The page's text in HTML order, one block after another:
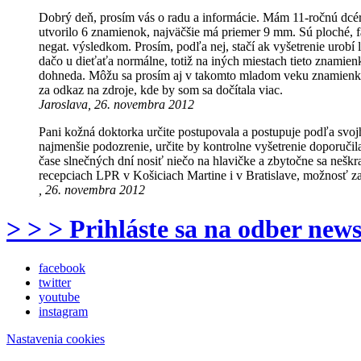
Dobrý deň, prosím vás o radu a informácie. Mám 11-ročnú
utvorilo 6 znamienok, najväčšie má priemer 9 mm. Sú
negat. výsledkom. Prosím, podľa nej, stačí ak vyšetrenie
dačo u dieťaťa normálne, totiž na iných miestach tieto
dohneda. Môžu sa prosím aj v takomto mladom veku
za odkaz na zdroje, kde by som sa dočítala viac.
Jaroslava, 26. novembra 2012
Pani kožná doktorka určite postupovala a postupuje podľa
najmenšie podozrenie, určite by kontrolne vyšetrenie
čase slnečných dní nosiť niečo na hlavičke a zbytočne sa
recepciach LPR v Košiciach Martine i v Bratislave, možnosť
, 26. novembra 2012
> > > Prihláste sa na odber
facebook
twitter
youtube
instagram
Nastavenia cookies